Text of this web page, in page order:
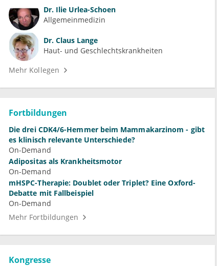
Dr. Ilie Urlea-Schoen
Allgemeinmedizin
Dr. Claus Lange
Haut- und Geschlechtskrankheiten
Mehr Kollegen
Fortbildungen
Die drei CDK4/6-Hemmer beim Mammakarzinom - gibt
es klinisch relevante Unterschiede?
On-Demand
Adipositas als Krankheitsmotor
On-Demand
mHSPC-Therapie: Doublet oder Triplet? Eine Oxford-
Debatte mit Fallbeispiel
On-Demand
Mehr Fortbildungen
Kongresse